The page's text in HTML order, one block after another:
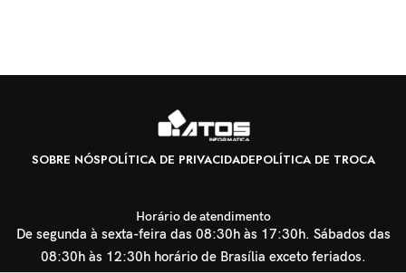
SOBRE NÓSPOLÍTICA DE PRIVACIDADEPOLÍTICA DE TROCA
Horário de atendimento
De segunda à sexta-feira das 08:30h às 17:30h. Sábados das
08:30h às 12:30h horário de Brasília exceto feriados.